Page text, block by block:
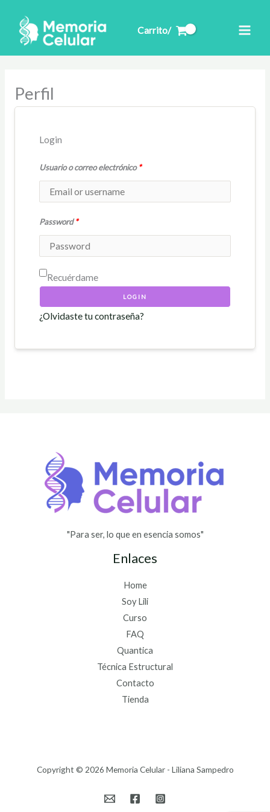
contenido
Carrito/
Perfil
Login
Usuario o correo electrónico*
Password*
Recuérdame
LOGIN
¿Olvidaste tu contraseña?
"Para ser, lo que en esencia somos"
Enlaces
Home
Soy Lili
Curso
FAQ
Quantica
Técnica Estructural
Contacto
Tienda
Copyright © 2026 Memoria Celular - Liliana Sampedro